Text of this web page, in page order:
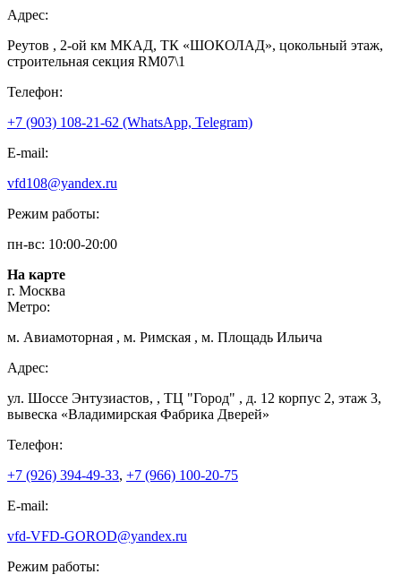
Адрес:
Реутов , 2-ой км МКАД, ТК «ШОКОЛАД», цокольный этаж,
строительная секция RM07\1
Телефон:
+7 (903) 108-21-62 (WhatsApp, Telegram)
E-mail:
vfd108@yandex.ru
Режим работы:
пн-вс: 10:00-20:00
На карте
г. Москва
Метро:
м. Авиамоторная , м. Римская , м. Площадь Ильича
Адрес:
ул. Шоссе Энтузиастов, , ТЦ "Город" , д. 12 корпус 2, этаж 3,
вывеска «Владимирская Фабрика Дверей»
Телефон:
+7 (926) 394-49-33, +7 (966) 100-20-75
E-mail:
vfd-VFD-GOROD@yandex.ru
Режим работы: